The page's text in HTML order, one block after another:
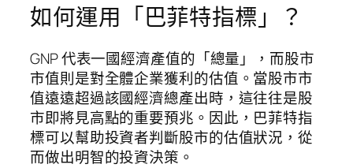
如何運用「巴菲特指標」？
GNP 代表一國經濟產值的「總量」，而股市
市值則是對全體企業獲利的估值。當股市市
值遠遠超過該國經濟總產出時，這往往是股
市即將見高點的重要預兆。因此，巴菲特指
標可以幫助投資者判斷股市的估值狀況，從
而做出明智的投資決策。